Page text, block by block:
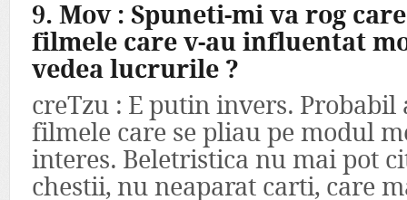
9. Mov : Spuneti-mi va rog
filmele care v-au influentat
vedea lucrurile ?
creTzu : E putin invers.
filmele care se pliau pe modul
interes. Beletristica nu mai pot
chestii, nu neaparat carti, care